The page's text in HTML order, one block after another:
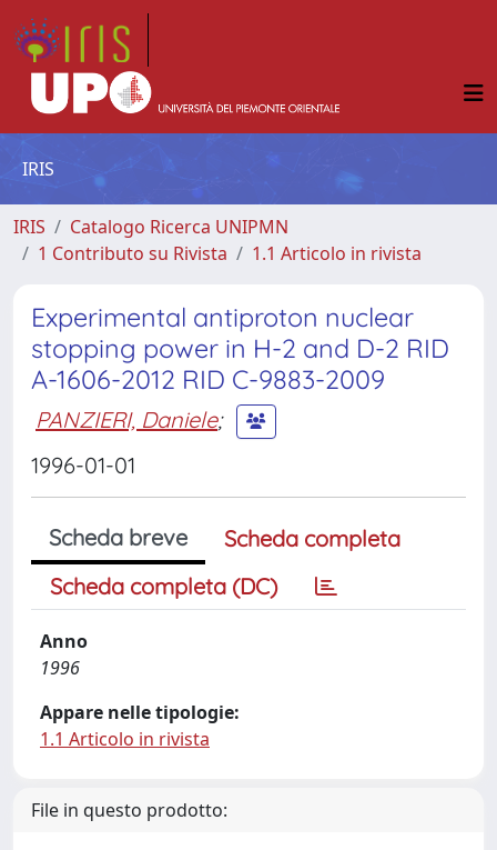
IRIS
IRIS
Catalogo Ricerca UNIPMN
1 Contributo su Rivista
1.1 Articolo in rivista
Experimental antiproton nuclear
stopping power in H-2 and D-2 RID
A-1606-2012 RID C-9883-2009
PANZIERI, Daniele;
1996-01-01
Scheda breve
Scheda completa
Scheda completa (DC)
Anno
1996
Appare nelle tipologie:
1.1 Articolo in rivista
File in questo prodotto: